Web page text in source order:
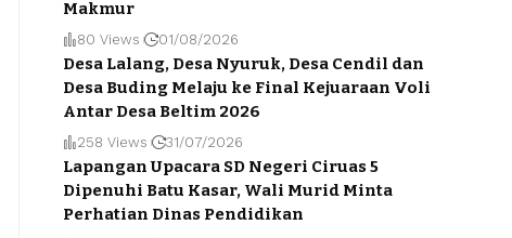
Makmur
80 Views 01/08/2026
Desa Lalang, Desa Nyuruk, Desa Cendil dan
Desa Buding Melaju ke Final Kejuaraan Voli
Antar Desa Beltim 2026
258 Views 31/07/2026
Lapangan Upacara SD Negeri Ciruas 5
Dipenuhi Batu Kasar, Wali Murid Minta
Perhatian Dinas Pendidikan